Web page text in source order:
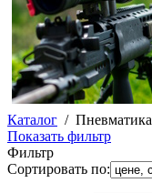
Каталог / Пневматика
Показать фильтр
Фильтр
Сортировать по: